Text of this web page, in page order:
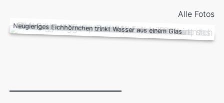
Alle Fotos
Neugieriges Eichhörnchen trinkt Wasser aus einem Glas